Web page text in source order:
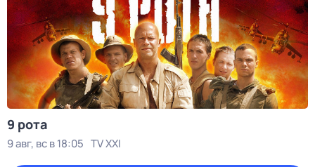
9 рота
9 авг, вс в 18:05 TV XXI